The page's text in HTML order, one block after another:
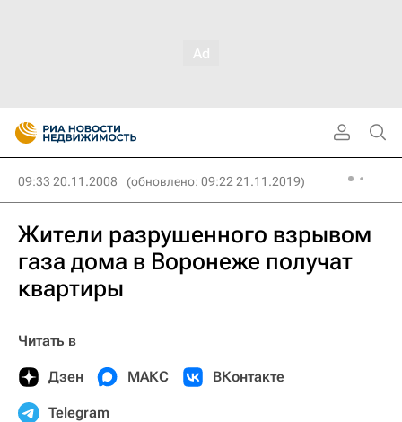
09:33 20.11.2008 (обновлено: 09:22 21.11.2019)
Жители разрушенного взрывом
газа дома в Воронеже получат
квартиры
Читать в
Дзен МАКС ВКонтакте
Telegram